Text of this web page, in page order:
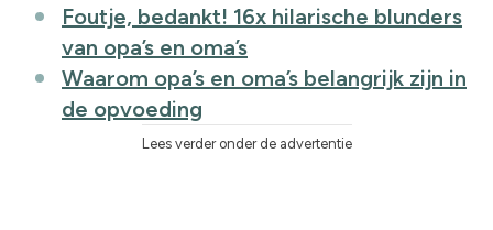
Foutje, bedankt! 16x hilarische blunders
van opa’s en oma’s
Waarom opa’s en oma’s belangrijk zijn in
de opvoeding
Lees verder onder de advertentie